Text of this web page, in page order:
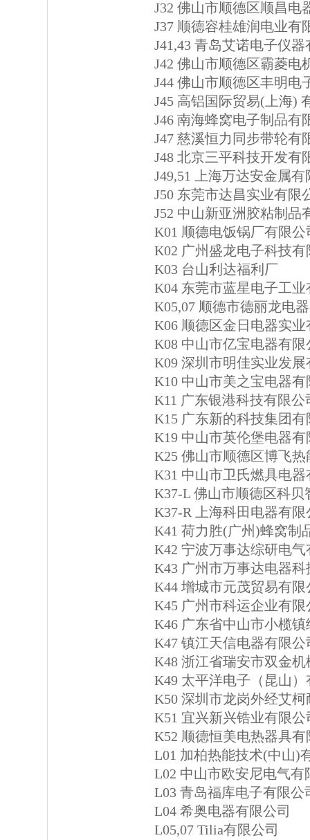
J32 佛山市顺德区顺昌电
J37 顺德容桂雄润电业有
J41,43 青岛艾诺电子仪
J42 佛山市顺德区霸菱电
J44 佛山市顺德区丰明电
J45 高铝国际贸易(上海)
J46 南海蜂窝电子制品有
J47 慈溪恒力同步带轮有
J48 北京三平科技开发有
J49,51 上海万达安金属有
J50 东莞市达昌实业有限
J52 中山新亚洲胶粘制品
K01 顺德电饭锅厂有限公
K02 广州盛龙电子科技有
K03 台山利达福利厂
K04 东莞市蓝星电子工业
K05,07 顺德市德丽龙电
K06 顺德区金日电器实业
K08 中山市亿宝电器有限
K09 深圳市明佳实业发展
K10 中山市美之宝电器有
K11 广东银港科技有限公
K15 广东新的科技集团有
K19 中山市英伦堡电器有
K25 佛山市顺德区博飞
K31 中山市卫氏燃具电器
K37-L 佛山市顺德区科
K37-R 上海科田电器有
K41 荷力胜(广州)蜂窝制
K42 宁波万事达综研电气
K43 广州市万事达电器
K44 增城市元茂贸易有限
K45 广州市科运企业有限
K46 广东省中山市小榄
K47 镇江天信电器有限公
K48 浙江省瑞安市双金机
K49 太平洋电子（昆山）
K50 深圳市龙岗外经艾
K51 宜兴新兴锆业有限公
K52 顺德恒美电热器具有
L01 加柏热能技术(中山)
L02 中山市欧安尼电气有
L03 青岛福库电子有限公
L04 希奥电器有限公司
L05,07 Tilia有限公司